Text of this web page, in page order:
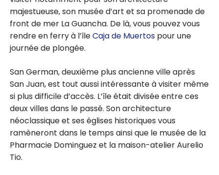
majestueuse, son musée d’art et sa promenade de
front de mer La Guancha. De là, vous pouvez vous
rendre en ferry à l’îleCaja de Muertos pour une
journée de plongée.
San German, deuxième plus ancienne ville après
San Juan, est tout aussi intéressante à visiter même
si plus difficile d’accès. L’île était divisée entre ces
deux villes dans le passé. Son architecture
néoclassique et ses églises historiques vous
ramèneront dans le temps ainsi que le musée de la
Pharmacie Dominguez et la maison-atelier Aurelio
Tio.